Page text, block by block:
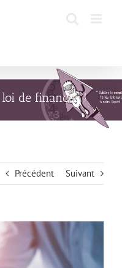
de finances !
Précédent Suivant